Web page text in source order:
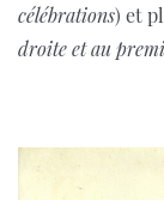
célébrations) et
droite et au